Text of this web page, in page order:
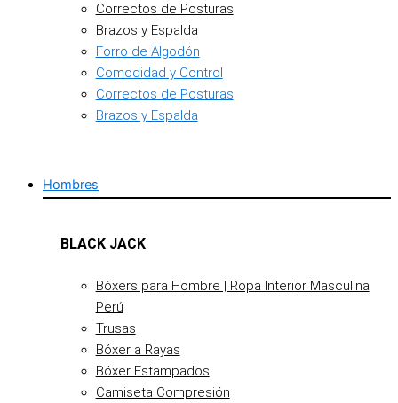
Correctos de Posturas
Brazos y Espalda
Forro de Algodón
Comodidad y Control
Correctos de Posturas
Brazos y Espalda
Hombres
BLACK JACK
Bóxers para Hombre | Ropa Interior Masculina
Perú
Trusas
Bóxer a Rayas
Bóxer Estampados
Camiseta Compresión